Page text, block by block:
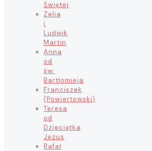
Świętej
Zelia
i
Ludwik
Martin
Anna
od
św.
Bartłomieja
Franciszek
(Powiertowski)
Teresa
od
Dzieciątka
Jezus
Rafał